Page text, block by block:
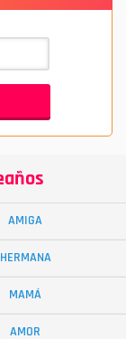
AMIGA
HERMANA
MAMÁ
AMOR